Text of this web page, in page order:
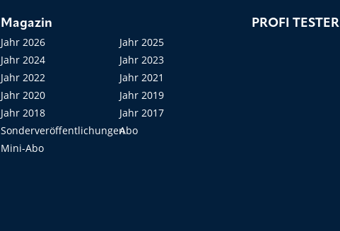
Magazin
Jahr 2026
Jahr 2025
Jahr 2024
Jahr 2023
Jahr 2022
Jahr 2021
Jahr 2020
Jahr 2019
Jahr 2018
Jahr 2017
SonderveröffentlichungenAbo
Mini-Abo
PROFI TESTER